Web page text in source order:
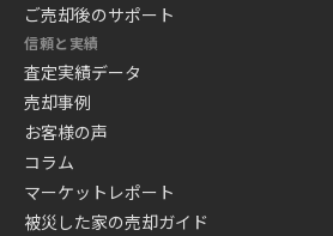
ご売却後のサポート
信頼と実績
査定実績データ
売却事例
お客様の声
コラム
マーケットレポート
被災した家の売却ガイド